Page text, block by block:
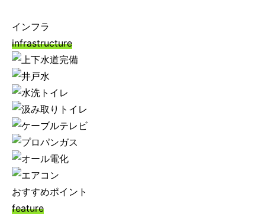
インフラ
infrastructure
おすすめポイント
feature